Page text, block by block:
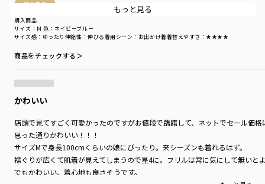
購入商品
購入商品
サイズ感 ：ゆったり 伸縮性 ：伸びる着用シーン ：お出かけ着着替えやすさ ：★★★★
サイズ：M 色：ネイビーブルー
商品をチェックする＞
かわいい
店頭で見てすごく可愛かったのですがお値段で躊躇して、ネットでセール価
思った通りかわいい！！！
サイズMで身長100cmくらいの娘にぴったり。来シーズンも着れるはず。
襟ぐりが広くて肌着が見えてしまうので星4に。フリルは常に気にして無いと
でもかわいい、着心地も良さそうです。
・サイズ目安について
Sサイズ：95～105cm
Mサイズ：110～120cm
Lサイズ：125～135cm
-----
透け感：なし
伸縮性：あり
着用イメージ/カラー：アイボリー
モデル：身長112.0cm 体重17.5kg
サイズ：サイズ110
ブランド ／branshes
シーズン
／ アウトレット
もっと見る